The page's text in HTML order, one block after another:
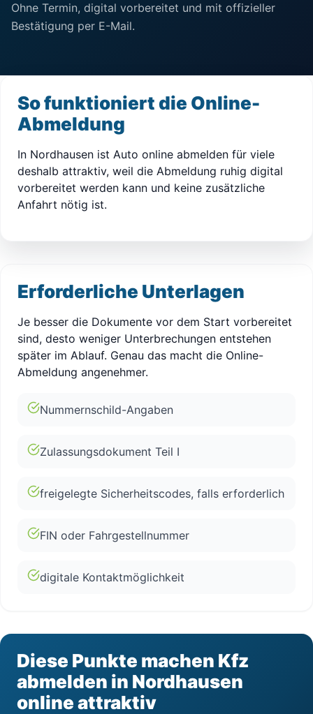
Ohne Termin, digital vorbereitet und mit offizieller
Bestätigung per E-Mail.
So funktioniert die Online-
Abmeldung
In Nordhausen ist Auto online abmelden für viele
deshalb attraktiv, weil die Abmeldung ruhig digital
vorbereitet werden kann und keine zusätzliche
Anfahrt nötig ist.
Erforderliche Unterlagen
Je besser die Dokumente vor dem Start vorbereitet
sind, desto weniger Unterbrechungen entstehen
später im Ablauf. Genau das macht die Online-
Abmeldung angenehmer.
Nummernschild-Angaben
Zulassungsdokument Teil I
freigelegte Sicherheitscodes, falls erforderlich
FIN oder Fahrgestellnummer
digitale Kontaktmöglichkeit
Diese Punkte machen Kfz
abmelden in Nordhausen
online attraktiv